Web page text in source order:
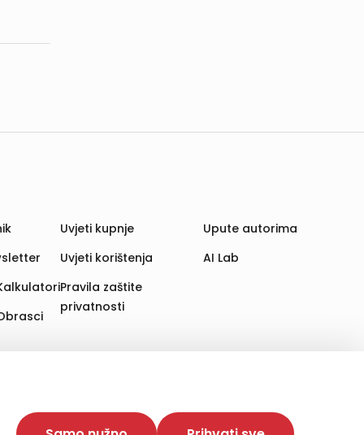
web stranica i uređaja u tu svrhu. Naši partneri
Uvjeti kupnje
Uvjeti korištenja
Pravila zaštite
privatnosti
Upute autorima
AI Lab